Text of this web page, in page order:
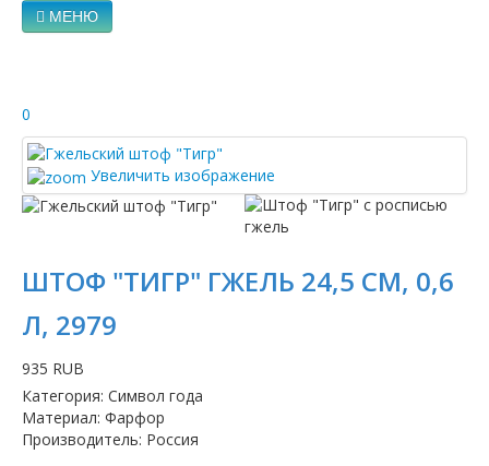
МЕНЮ
0
Увеличить изображение
ШТОФ "ТИГР" ГЖЕЛЬ 24,5 СМ, 0,6
Л, 2979
935 RUB
Категория: Символ года
Материал: Фарфор
Производитель: Россия